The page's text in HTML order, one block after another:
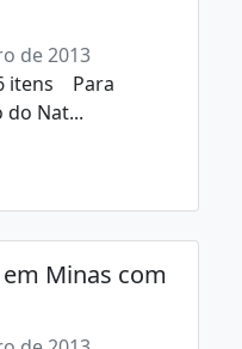
de 2013
itens Para
do Nat...
Minas com